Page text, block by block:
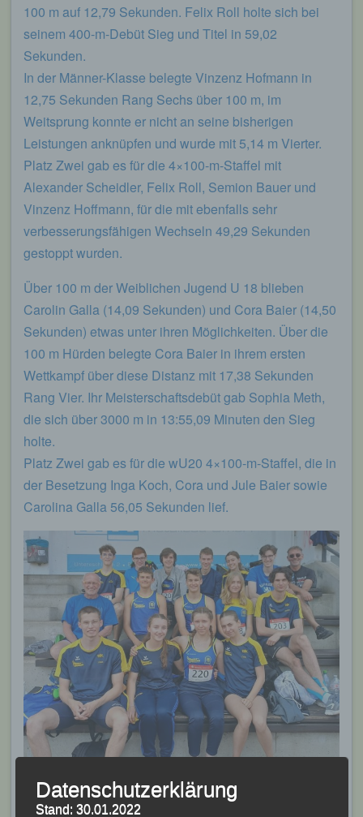
100 m auf 12,79 Sekunden. Felix Roll holte sich bei
seinem 400-m-Debüt Sieg und Titel in 59,02
Sekunden.
In der Männer-Klasse belegte Vinzenz Hofmann in
12,75 Sekunden Rang Sechs über 100 m, im
Weitsprung konnte er nicht an seine bisherigen
Leistungen anknüpfen und wurde mit 5,14 m Vierter.
Platz Zwei gab es für die 4×100-m-Staffel mit
Alexander Scheidler, Felix Roll, Semion Bauer und
Vinzenz Hoffmann, für die mit ebenfalls sehr
verbesserungsfähigen Wechseln 49,29 Sekunden
gestoppt wurden.
Über 100 m der Weiblichen Jugend U 18 blieben
Carolin Galla (14,09 Sekunden) und Cora Baier (14,50
Sekunden) etwas unter ihren Möglichkeiten. Über die
100 m Hürden belegte Cora Baier in ihrem ersten
Wettkampf über diese Distanz mit 17,38 Sekunden
Rang Vier. Ihr Meisterschaftsdebüt gab Sophia Meth,
die sich über 3000 m in 13:55,09 Minuten den Sieg
holte.
Platz Zwei gab es für die wU20 4×100-m-Staffel, die in
der Besetzung Inga Koch, Cora und Jule Baier sowie
Carolina Galla 56,05 Sekunden lief.
Am zweiten Meisterschaftstag im Einsatz (obere Reihe
Datenschutzerklärung
Stand: 30.01.2022